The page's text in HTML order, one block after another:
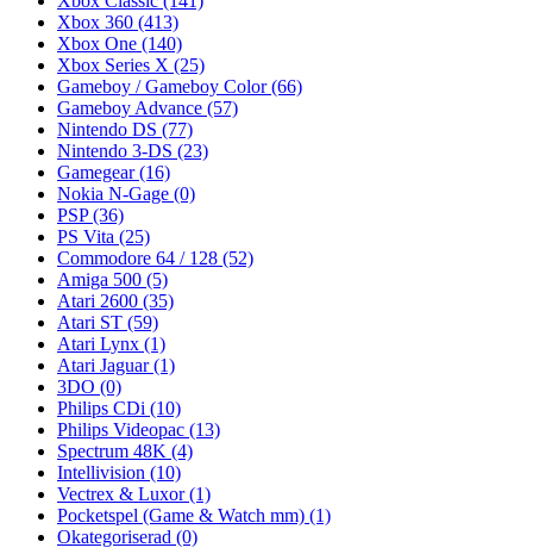
Xbox 360 (413)
Xbox One (140)
Xbox Series X (25)
Gameboy / Gameboy Color(66)
Gameboy Advance (57)
Nintendo DS (77)
Nintendo 3-DS (23)
Gamegear(16)
Nokia N-Gage (0)
PSP(36)
PS Vita (25)
Commodore 64 / 128 (52)
Amiga 500 (5)
Atari 2600 (35)
Atari ST (59)
Atari Lynx (1)
Atari Jaguar(1)
3DO (0)
Philips CDi (10)
Philips Videopac (13)
Spectrum 48K (4)
Intellivision (10)
Vectrex & Luxor(1)
Pocketspel (Game & Watch mm) (1)
Okategoriserad (0)